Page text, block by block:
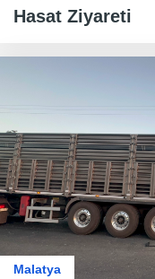
Hasat Ziyareti
Malatya